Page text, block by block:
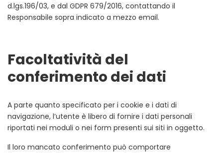
d.lgs.196/03, e dal GDPR 679/2016, contattando il
Responsabile sopra indicato a mezzo email.
Facoltatività del
conferimento dei dati
A parte quanto specificato per i cookie e i dati di
navigazione, l’utente è libero di fornire i dati personali
riportati nei moduli o nei form presenti sui siti in oggetto.
Il loro mancato conferimento può comportare